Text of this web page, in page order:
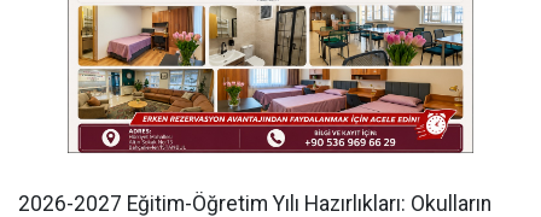
​2026-2027 Eğitim-Öğretim Yılı Hazırlıkları: Okulların